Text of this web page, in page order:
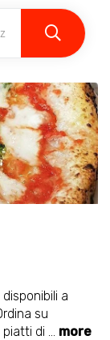
a
su
piatti di ... more